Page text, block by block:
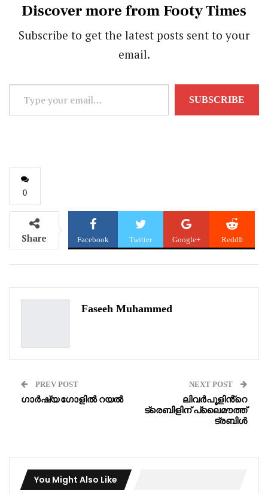
Discover more from Footy Times
Subscribe to get the latest posts sent to your
email.
your
SUBSCRIBE
0
Share Facebook Twitter Google+ ReddIt
Faseeh Muhammed
PREV POST
ഗാർഷ്യ ഗോളിൽ റയൽ
NEXT POST
ലിവർപൂളിൻ്റെ
ട്രെബിളിന് പ്ലൈമൗത്ത്
ട്രബിൾ
You Might Also Like